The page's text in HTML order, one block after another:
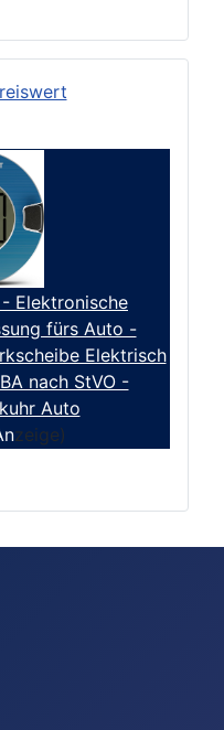
- Elektronische
fürs Auto -
Elektrisch
nach StVO -
Auto
zeige)